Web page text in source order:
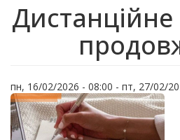
пн, 16/02/2026 - 08:00 - пт, 27/02/